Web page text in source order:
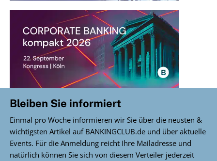
Bleiben Sie informiert
Einmal pro Woche informieren wir Sie über die neusten &
wichtigsten Artikel auf BANKINGCLUB.de und über aktuelle
Events. Für die Anmeldung reicht Ihre Mailadresse und
natürlich können Sie sich von diesem Verteiler jederzeit